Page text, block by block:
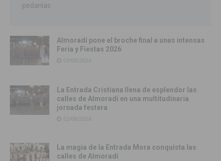
pedanías
Almoradí pone el broche final a unas intensas
Feria y Fiestas 2026
03/08/2026
La Entrada Cristiana llena de esplendor las
calles de Almoradí en una multitudinaria
jornada festera
02/08/2026
La magia de la Entrada Mora conquista las
calles de Almoradí